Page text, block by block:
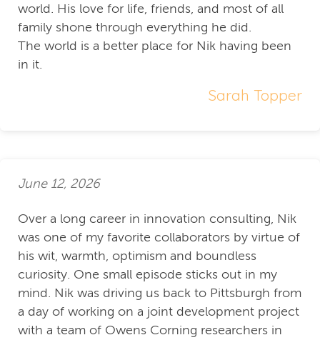
world. His love for life, friends, and most of all
family shone through everything he did.
The world is a better place for Nik having been
in it.
Sarah Topper
June 12, 2026
Over a long career in innovation consulting, Nik
was one of my favorite collaborators by virtue of
his wit, warmth, optimism and boundless
curiosity. One small episode sticks out in my
mind. Nik was driving us back to Pittsburgh from
a day of working on a joint development project
with a team of Owens Corning researchers in